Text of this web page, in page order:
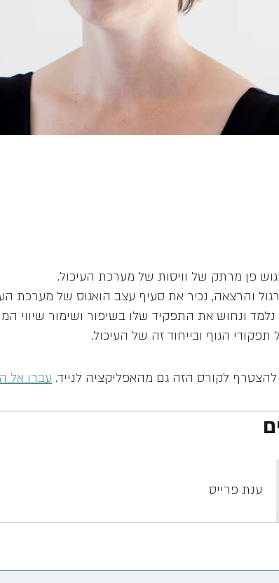
והרצאה, נכיר את סעיף עצב הואגוס של מערכת
נלמד ונחוש את התפקיד שלו בשיפור ושימור שיווי
הגוף ובייחוד זה של העיכול.
להצטרף לקורס הזה גם מהאפליקציה לנייד. עברו אל
ענת פרייס